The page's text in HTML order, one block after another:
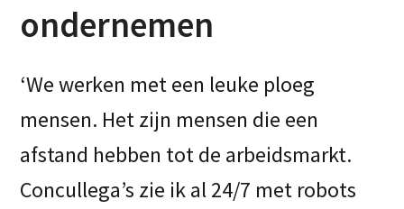
ondernemen
‘We werken met een leuke ploeg
mensen. Het zijn mensen die een
afstand hebben tot de arbeidsmarkt.
Concullega’s zie ik al 24/7 met robots